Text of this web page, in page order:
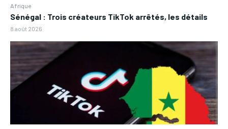
Afrique
Sénégal : Trois créateurs TikTok arrêtés, les détails
8 août 2026